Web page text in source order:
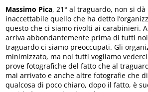
Massimo Pica, 21° al traguardo, non si dà
inaccettabile quello che ha detto
questo che ci siamo rivolti ai carabinieri.
arriva abbondantemente prima di tutti
traguardo ci siamo preoccupati. Gli
minimizzato, ma noi tutti vogliamo
prove fotografiche del fatto che al
mai arrivato e anche altre fotografie che
qualcosa di poco chiaro, dopo il fatto, è